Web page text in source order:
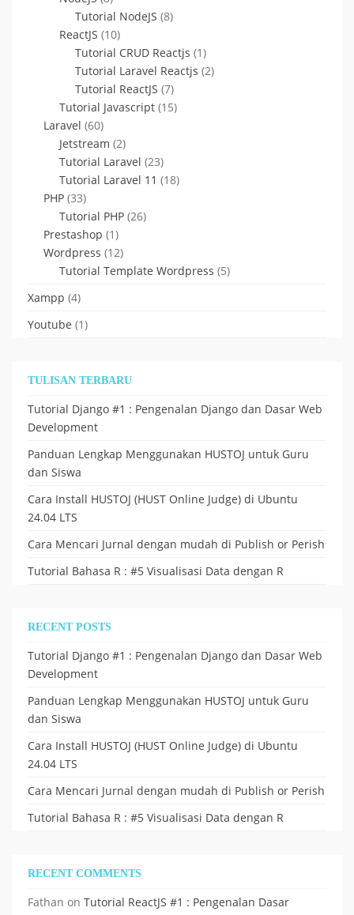
Tutorial NodeJS (8)
ReactJS (10)
Tutorial CRUD Reactjs (1)
Tutorial Laravel Reactjs (2)
Tutorial ReactJS (7)
Tutorial Javascript (15)
Laravel (60)
Jetstream (2)
Tutorial Laravel (23)
Tutorial Laravel 11 (18)
PHP (33)
Tutorial PHP (26)
Prestashop (1)
Wordpress (12)
Tutorial Template Wordpress (5)
Xampp (4)
Youtube (1)
TULISAN TERBARU
Tutorial Django #1 : Pengenalan Django dan Dasar Web
Development
Panduan Lengkap Menggunakan HUSTOJ untuk Guru
dan Siswa
Cara Install HUSTOJ (HUST Online Judge) di Ubuntu
24.04 LTS
Cara Mencari Jurnal dengan mudah di Publish or Perish
Tutorial Bahasa R : #5 Visualisasi Data dengan R
RECENT POSTS
Tutorial Django #1 : Pengenalan Django dan Dasar Web
Development
Panduan Lengkap Menggunakan HUSTOJ untuk Guru
dan Siswa
Cara Install HUSTOJ (HUST Online Judge) di Ubuntu
24.04 LTS
Cara Mencari Jurnal dengan mudah di Publish or Perish
Tutorial Bahasa R : #5 Visualisasi Data dengan R
RECENT COMMENTS
Fathan on Tutorial ReactJS #1 : Pengenalan Dasar